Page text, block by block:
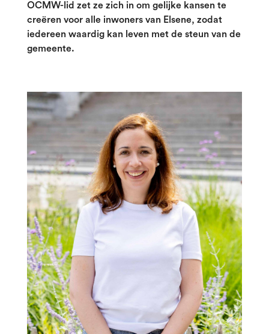
OCMW-lid zet ze zich in om gelijke kansen te
creëren voor alle inwoners van Elsene, zodat
iedereen waardig kan leven met de steun van de
gemeente.